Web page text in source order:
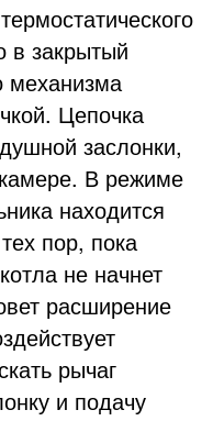
в закрытый
механизма
Цепочка
заслонки,
В режиме
находится
пор, пока
не начнет
расширение
рычаг
и подачу